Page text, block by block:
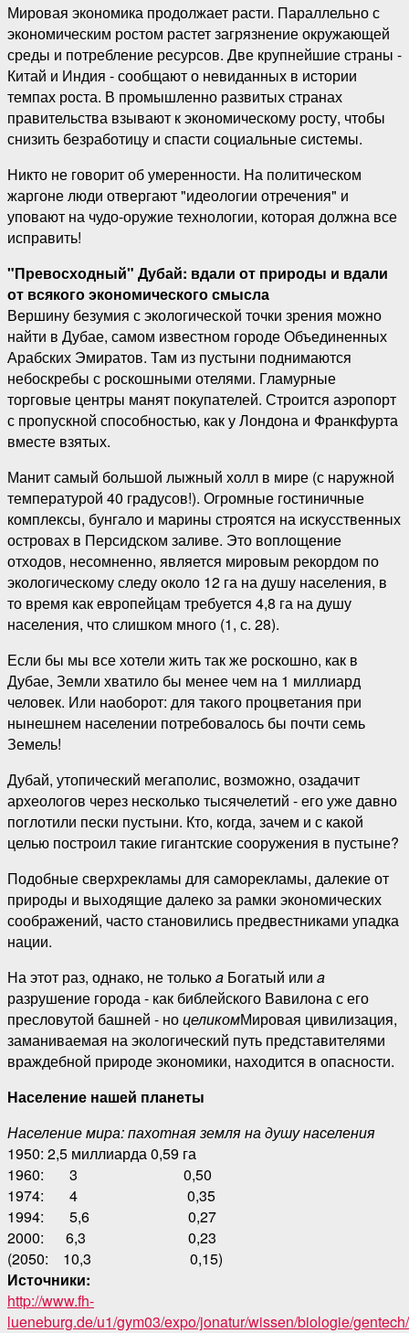
Мировая экономика продолжает расти. Параллельно с
экономическим ростом растет загрязнение окружающей
среды и потребление ресурсов. Две крупнейшие страны -
Китай и Индия - сообщают о невиданных в истории
темпах роста. В промышленно развитых странах
правительства взывают к экономическому росту, чтобы
снизить безработицу и спасти социальные системы.
Никто не говорит об умеренности. На политическом
жаргоне люди отвергают "идеологии отречения" и
уповают на чудо-оружие технологии, которая должна все
исправить!
"Превосходный" Дубай: вдали от природы и вдали
от всякого экономического смысла
Вершину безумия с экологической точки зрения можно
найти в Дубае, самом известном городе Объединенных
Арабских Эмиратов. Там из пустыни поднимаются
небоскребы с роскошными отелями. Гламурные
торговые центры манят покупателей. Строится аэропорт
с пропускной способностью, как у Лондона и Франкфурта
вместе взятых.
Манит самый большой лыжный холл в мире (с наружной
температурой 40 градусов!). Огромные гостиничные
комплексы, бунгало и марины строятся на искусственных
островах в Персидском заливе. Это воплощение
отходов, несомненно, является мировым рекордом по
экологическому следу около 12 га на душу населения, в
то время как европейцам требуется 4,8 га на душу
населения, что слишком много (1, с. 28).
Если бы мы все хотели жить так же роскошно, как в
Дубае, Земли хватило бы менее чем на 1 миллиард
человек. Или наоборот: для такого процветания при
нынешнем населении потребовалось бы почти семь
Земель!
Дубай, утопический мегаполис, возможно, озадачит
археологов через несколько тысячелетий - его уже давно
поглотили пески пустыни. Кто, когда, зачем и с какой
целью построил такие гигантские сооружения в пустыне?
Подобные сверхрекламы для саморекламы, далекие от
природы и выходящие далеко за рамки экономических
соображений, часто становились предвестниками упадка
нации.
На этот раз, однако, не толькоa Богатый или a
разрушение города - как библейского Вавилона с его
пресловутой башней - ноцеликомМировая цивилизация,
заманиваемая на экологический путь представителями
враждебной природе экономики, находится в опасности.
Население нашей планеты
Население мира: пахотная земля на душу населения
1950: 2,5 миллиарда 0,59 га
1960: 3 0,50
1974: 4 0,35
1994: 5,6 0,27
2000: 6,3 0,23
(2050: 10,3 0,15)
Источники:
http://www.fh-
lueneburg.de/u1/gym03/expo/jonatur/wissen/biologie/